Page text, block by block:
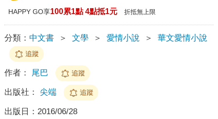
HAPPY GO享100累1點 4點抵1元 折抵無上限
分類： 中文書 ＞ 文學 ＞ 愛情小說 ＞ 華文愛情小說
追蹤
作者： 尾巴 追蹤
出版社： 尖端 追蹤
出版日： 2016/06/28